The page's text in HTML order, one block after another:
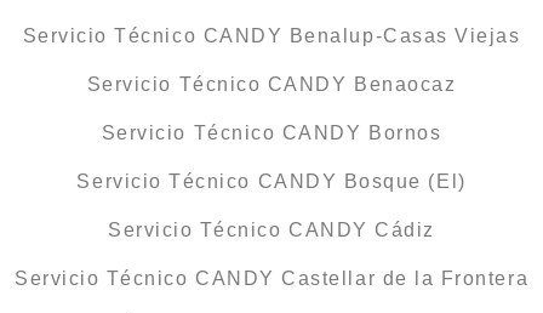
Servicio Técnico CANDY Benalup-Casas Viejas
Servicio Técnico CANDY Benaocaz
Servicio Técnico CANDY Bornos
Servicio Técnico CANDY Bosque (El)
Servicio Técnico CANDY Cádiz
Servicio Técnico CANDY Castellar de la Frontera